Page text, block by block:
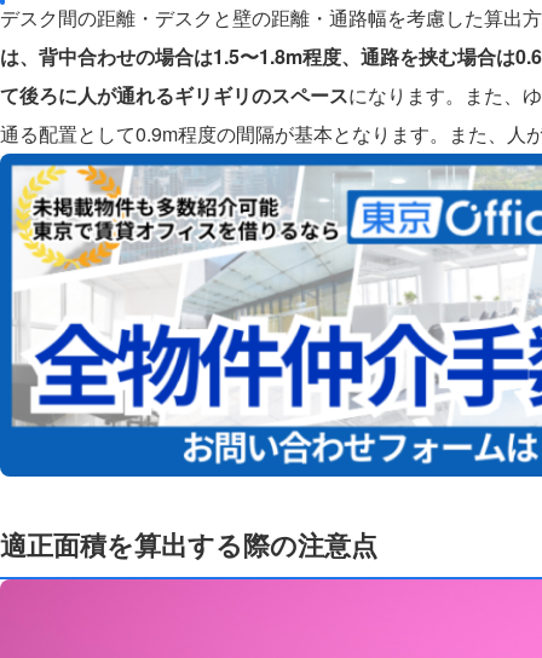
デスク間の距離・デスクと壁の距離・通路幅を考慮した算出
は、背中合わせの場合は1.5〜1.8m程度、通路を挟む場合は
て後ろに人が通れるギリギリのスペースになります。また、
通る配置として0.9m程度の間隔が基本となります。また、
適正面積を算出する際の注意点